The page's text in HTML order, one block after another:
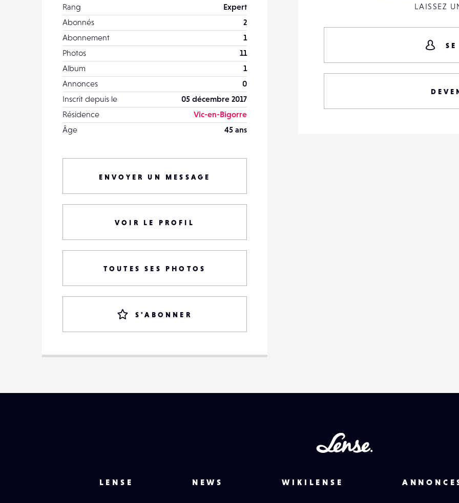
Rang
Expert
Abonnés
2
Abonnement
1
Photos
11
Album
1
Annonces
0
Inscrit depuis le
05 décembre 2017
Résidence
Vic-en-Bigorre
Âge
45 ans
ENVOYER UN MESSAGE
VOIR LE PROFIL
TOUTES SES PHOTOS
S'ABONNER
LAISSEZ
LENSE NEWS WIKILENSE